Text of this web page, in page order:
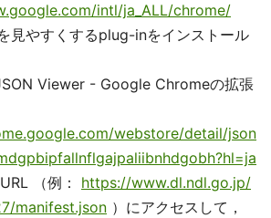
intl/ja_ALL/chrome/
見やすくするplug-inをインストール
Viewer - Google Chromeの拡張
webstore/detail/json
（例： https://www.dl.ndl.go.jp/
manifest.json ）にアクセスして，